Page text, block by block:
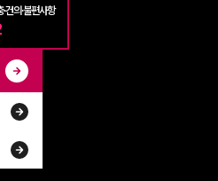
·건의·불편사항